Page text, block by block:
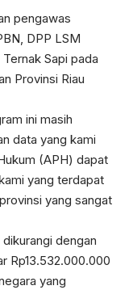
pengawas
DPP LSM
Sapi pada
Provinsi Riau
ini masih
data yang kami
(APH) dapat
yang terdapat
yang sangat
dikurangi dengan
Rp13.532.000.000
yang